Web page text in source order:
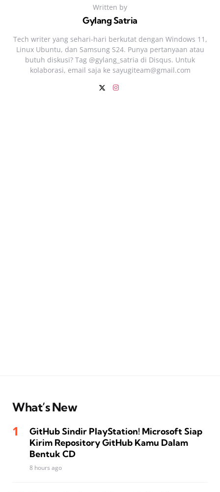
Written by
Gylang Satria
Tech writer yang sehari‑hari berkutat dengan Windows 11,
Linux Ubuntu, dan Samsung S24. Punya pertanyaan atau
butuh diskusi? Tag @gylang_satria di Disqus. Untuk
kolaborasi, email saja ke sayugiteam@gmail.com
What’s New
GitHub Sindir PlayStation! Microsoft Siap
Kirim Repository GitHub Kamu Dalam
Bentuk CD
8 hours ago